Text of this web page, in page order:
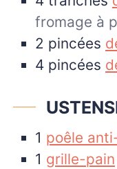
fromage à
2 pincées
4 pincées
1 poêle
1 grille-pain